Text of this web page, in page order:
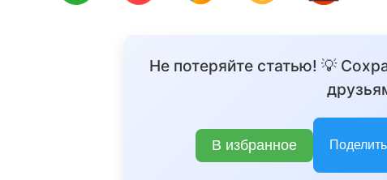
Не потеряйте статью! 💡
В избранное